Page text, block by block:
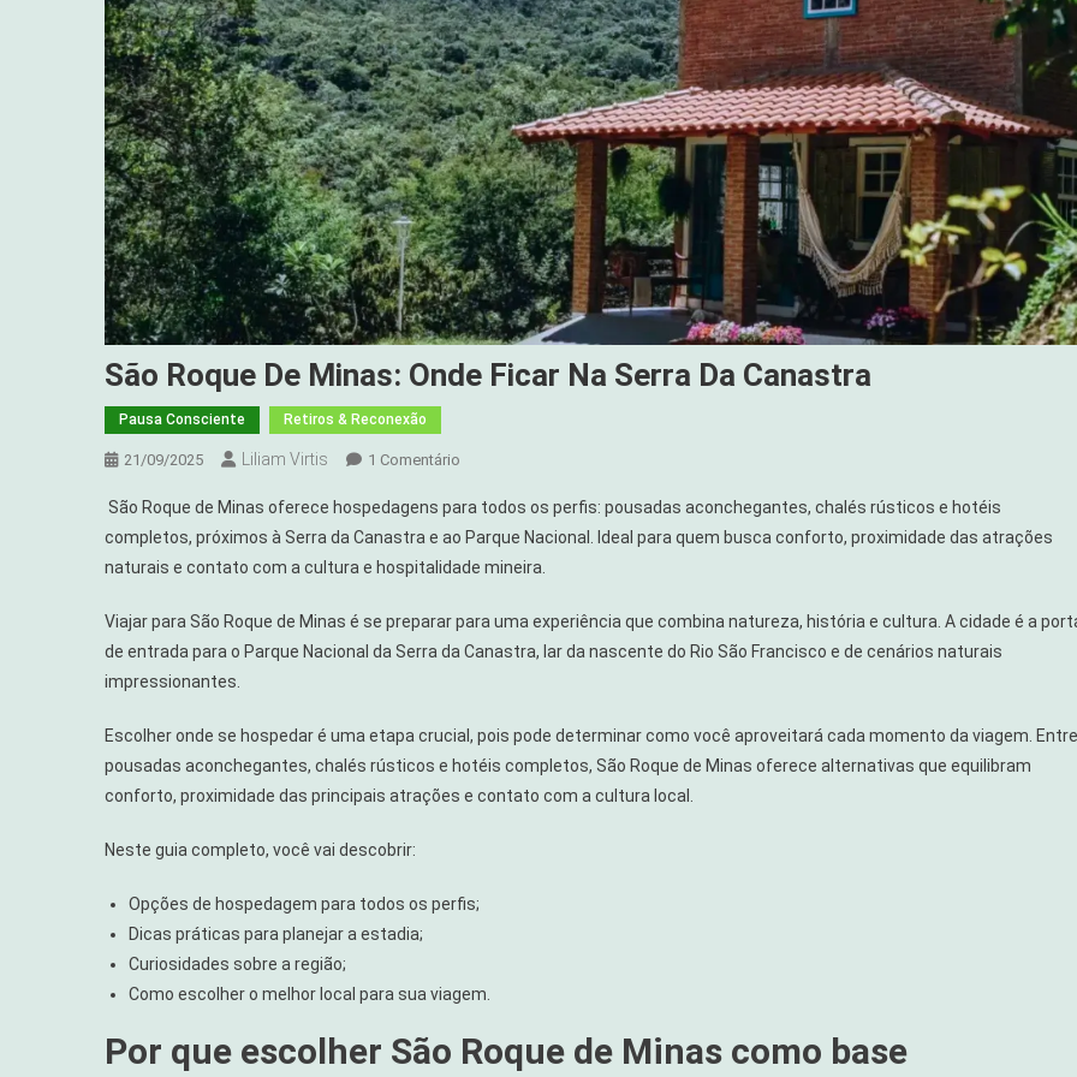
São Roque De Minas: Onde Ficar Na Serra Da Canastra
Pausa Consciente Retiros & Reconexão
21/09/2025 Liliam Virtis 1 Comentário
Roque
De
Minas:
Ficar
Na
Canastra
São Roque de Minas oferece hospedagens para todos os perfis: pousadas aconchegantes, chalés rústicos e hotéis
completos, próximos à Serra da Canastra e ao Parque Nacional. Ideal para quem busca conforto, proximidade das atrações
naturais e contato com a cultura e hospitalidade mineira.
Viajar para São Roque de Minas é se preparar para uma experiência que combina natureza, história e cultura. A cidade é a
de entrada para o Parque Nacional da Serra da Canastra, lar da nascente do Rio São Francisco e de cenários naturais
impressionantes.
Escolher onde se hospedar é uma etapa crucial, pois pode determinar como você aproveitará cada momento da viagem. Entre
pousadas aconchegantes, chalés rústicos e hotéis completos, São Roque de Minas oferece alternativas que equilibram
conforto, proximidade das principais atrações e contato com a cultura local.
Neste guia completo, você vai descobrir:
Opções de hospedagem para todos os perfis;
Dicas práticas para planejar a estadia;
Curiosidades sobre a região;
Como escolher o melhor local para sua viagem.
Por que escolher São Roque de Minas como base